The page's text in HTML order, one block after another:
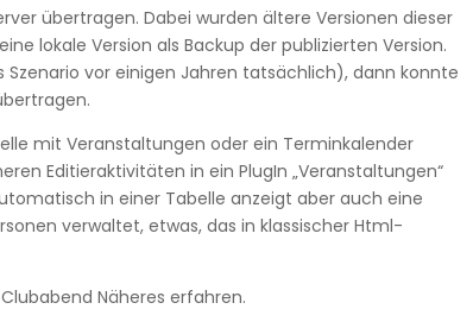
übertragen. Dabei wurden ältere Versionen dieser
lokale Version als Backup der publizierten Version.
vor einigen Jahren tatsächlich), dann konnte
mit Veranstaltungen oder ein Terminkalender
Editieraktivitäten in ein PlugIn „Veranstaltungen“
in einer Tabelle anzeigt aber auch eine
verwaltet, etwas, das in klassischer Html-
Näheres erfahren.